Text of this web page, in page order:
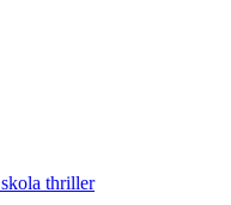
skola thriller